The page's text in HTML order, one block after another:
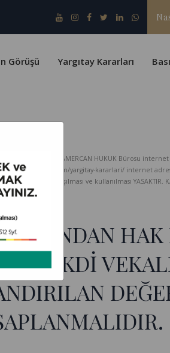
Görüşü Yargıtay Kararları
altındadır. KARAMERCAN HUKUK Bürosu internet
yargitay-kararlari/ internet
paylaşılması ve kullanılması YASAKTIR.
HAK
AKDİ